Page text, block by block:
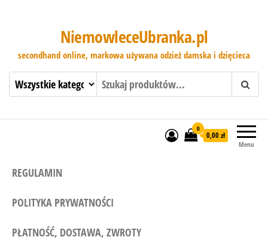
NiemowleceUbranka.pl
secondhand online, markowa używana odzież damska i dzięcieca
Menu
0
0,00 zł
REGULAMIN
POLITYKA PRYWATNOŚCI
PŁATNOŚĆ, DOSTAWA, ZWROTY